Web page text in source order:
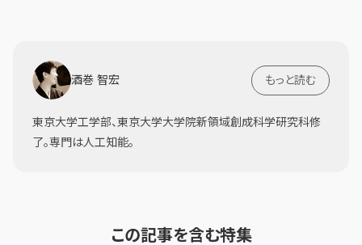
酒巻 智宏 もっと読む
東京大学工学部、東京大学大学院新領域創成科学研究科修
了。専門は人工知能。
この記事を含む特集